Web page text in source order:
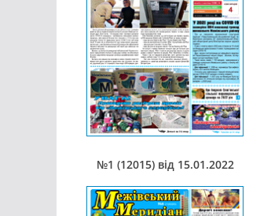
№1 (12015) від 15.01.2022